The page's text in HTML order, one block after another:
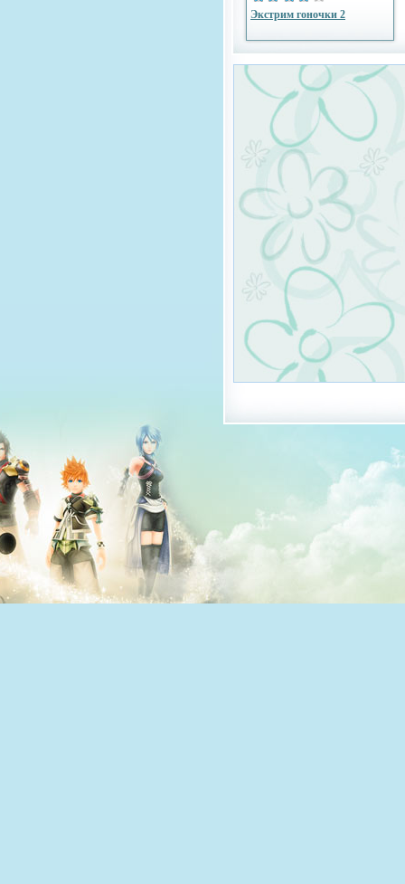
Экстрим гоночки 2